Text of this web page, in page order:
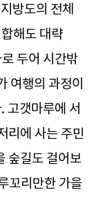
방도의 전체
해도 대략
두어 시간밖
여행의 과정이
고갯마루에 서
리에 사는 주민
숲길도 걸어보
꼬리만한 가을